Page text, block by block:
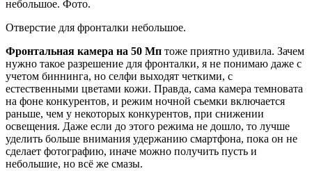
Отверстие для фронталки небольшое.
Фронтальная камера на 50 Мп тоже приятно удивила. Зачем
нужно такое разрешение для фронталки, я не понимаю даже с
учетом биннинга, но селфи выходят четкими, с
естественными цветами кожи. Правда, сама камера темновата
на фоне конкурентов, и режим ночной съемки включается
раньше, чем у некоторых конкурентов, при снижении
освещения. Даже если до этого режима не дошло, то лучше
уделить больше внимания удержанию смартфона, пока он не
сделает фотографию, иначе можно получить пусть и
небольшие, но всё же смазы.